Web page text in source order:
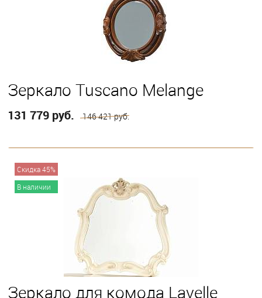
Зеркало Tuscano Melange
131 779 руб. 146 421 руб.
Скидка 45%
В наличии
Зеркало для комода Lavelle